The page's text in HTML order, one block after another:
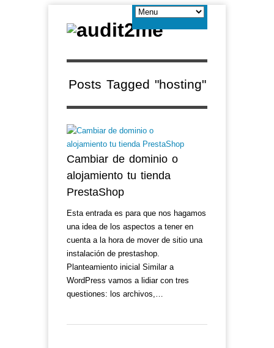
Posts Tagged "hosting"
Cambiar de dominio o
alojamiento tu tienda
PrestaShop
Esta entrada es para que nos hagamos
una idea de los aspectos a tener en
cuenta a la hora de mover de sitio una
instalación de prestashop.
Planteamiento inicial Similar a
WordPress vamos a lidiar con tres
questiones: los archivos,…